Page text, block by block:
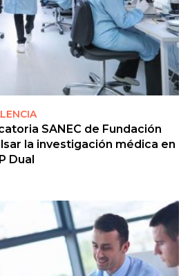
SANEC de Fundación
la investigación médica en
Dual